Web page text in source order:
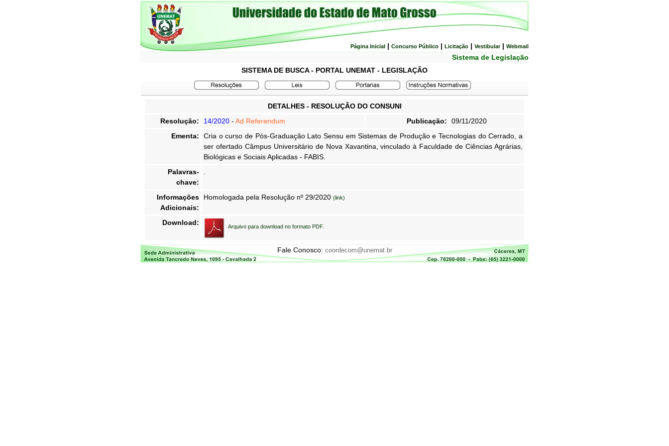
Página Inicial | Concurso Público | Licitação | Vestibular| Webmail
Sistema de Legislação
SISTEMA DE BUSCA - PORTAL UNEMAT - LEGISLAÇÃO
DETALHES - RESOLUÇÃO DO CONSUNI
Resolução:
14/2020 - Ad Referendum Publicação:
09/11/2020
Ementa:
Cria o curso de Pós-Graduação Lato Sensu em Sistemas de Produção e Tecnologias do Cerrado, a
ser ofertado Câmpus Universitário de Nova Xavantina, vinculado à Faculdade de Ciências Agrárias,
Biológicas e Sociais Aplicadas - FABIS.
Palavras-
chave:
Informações
Adicionais:
Homologada pela Resolução nº 29/2020 (link)
Download: Arquivo para download no formato PDF.
Fale Conosco: coordecom@unemat.br